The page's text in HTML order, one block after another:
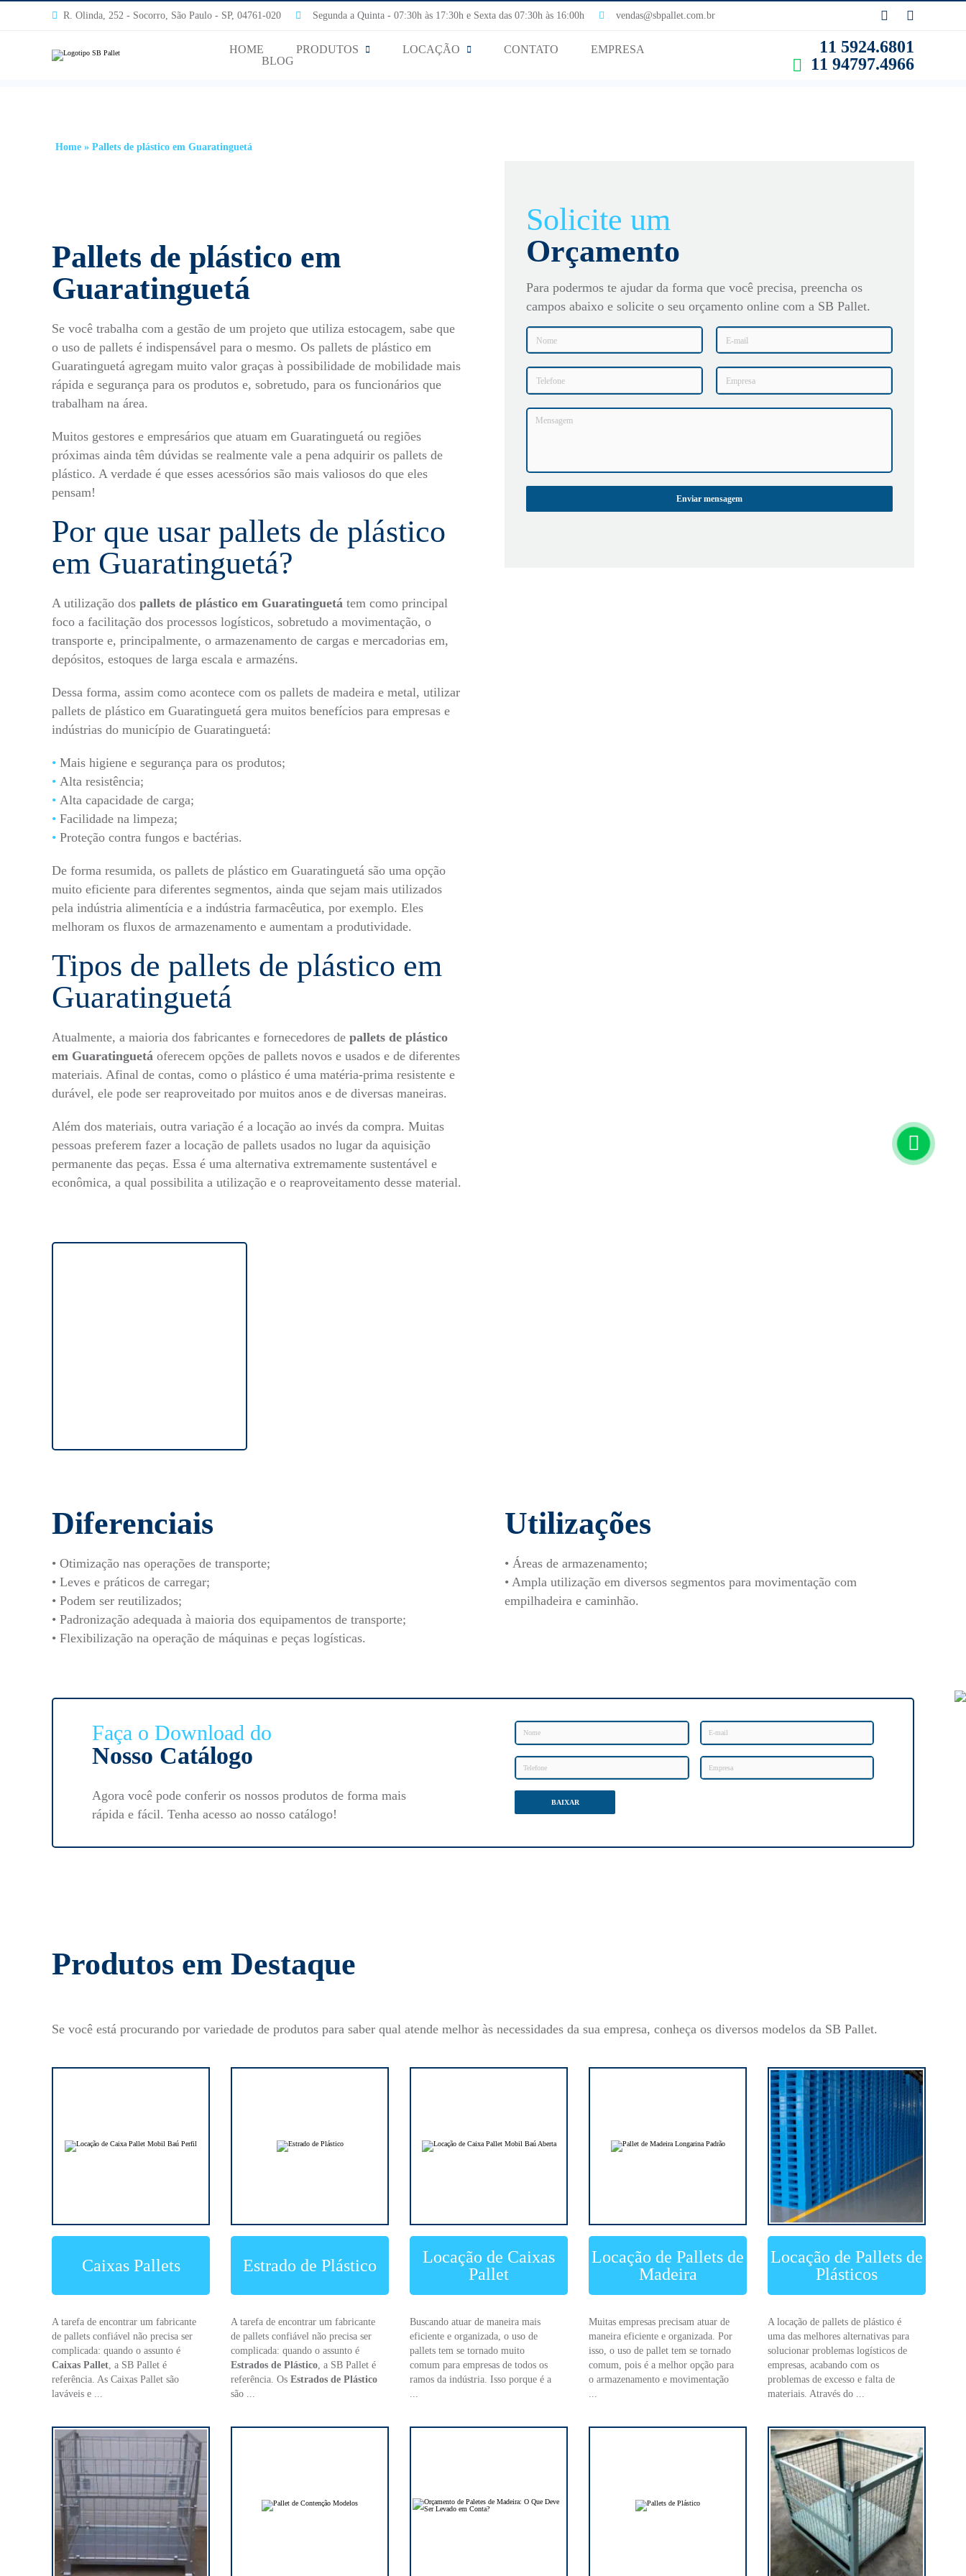
R. Olinda, 252 - Socorro, São Paulo - SP, 04761-020 Segunda a Quinta - 07:30h às 17:30h e Sexta das 07:30h às 16:00h vendas@sbpallet.com.br
HOME PRODUTOS LOCAÇÃO CONTATO
EMPRESA
BLOG
11 5924.6801
11 94797.4966
Home » Pallets de plástico em Guaratinguetá
Pallets de plástico em
Guaratinguetá
Se você trabalha com a gestão de um projeto que utiliza estocagem, sabe que
o uso de pallets é indispensável para o mesmo. Os pallets de plástico em
Guaratinguetá agregam muito valor graças à possibilidade de mobilidade mais
rápida e segurança para os produtos e, sobretudo, para os funcionários que
trabalham na área.
Muitos gestores e empresários que atuam em Guaratinguetá ou regiões
próximas ainda têm dúvidas se realmente vale a pena adquirir os pallets de
plástico. A verdade é que esses acessórios são mais valiosos do que eles
pensam!
Por que usar pallets de plástico
em Guaratinguetá?
A utilização dos pallets de plástico em Guaratinguetá tem como principal
foco a facilitação dos processos logísticos, sobretudo a movimentação, o
transporte e, principalmente, o armazenamento de cargas e mercadorias em,
depósitos, estoques de larga escala e armazéns.
Dessa forma, assim como acontece com os pallets de madeira e metal, utilizar
pallets de plástico em Guaratinguetá gera muitos benefícios para empresas e
indústrias do município de Guaratinguetá:
Mais higiene e segurança para os produtos;
Alta resistência;
Alta capacidade de carga;
Facilidade na limpeza;
Proteção contra fungos e bactérias.
De forma resumida, os pallets de plástico em Guaratinguetá são uma opção
muito eficiente para diferentes segmentos, ainda que sejam mais utilizados
pela indústria alimentícia e a indústria farmacêutica, por exemplo. Eles
melhoram os fluxos de armazenamento e aumentam a produtividade.
Tipos de pallets de plástico em
Guaratinguetá
Atualmente, a maioria dos fabricantes e fornecedores de pallets de plástico
em Guaratinguetá oferecem opções de pallets novos e usados e de diferentes
materiais. Afinal de contas, como o plástico é uma matéria-prima resistente e
durável, ele pode ser reaproveitado por muitos anos e de diversas maneiras.
Além dos materiais, outra variação é a locação ao invés da compra. Muitas
pessoas preferem fazer a locação de pallets usados no lugar da aquisição
permanente das peças. Essa é uma alternativa extremamente sustentável e
econômica, a qual possibilita a utilização e o reaproveitamento desse material.
Solicite um
Orçamento
Para podermos te ajudar da forma que você precisa, preencha os
campos abaixo e solicite o seu orçamento online com a SB Pallet.
Enviar mensagem
Diferenciais
• Otimização nas operações de transporte;
• Leves e práticos de carregar;
• Podem ser reutilizados;
• Padronização adequada à maioria dos equipamentos de transporte;
• Flexibilização na operação de máquinas e peças logísticas.
Utilizações
• Áreas de armazenamento;
• Ampla utilização em diversos segmentos para movimentação com
empilhadeira e caminhão.
Faça o Download do
Nosso Catálogo
Agora você pode conferir os nossos produtos de forma mais
rápida e fácil. Tenha acesso ao nosso catálogo!
BAIXAR
Produtos em Destaque
Se você está procurando por variedade de produtos para saber qual atende melhor às necessidades da sua empresa, conheça os diversos modelos da SB Pallet.
Caixas Pallets
A tarefa de encontrar um fabricante
de pallets confiável não precisa ser
complicada: quando o assunto é
Caixas Pallet, a SB Pallet é
referência. As Caixas Pallet são
laváveis e ...
Estrado de Plástico
A tarefa de encontrar um fabricante
de pallets confiável não precisa ser
complicada: quando o assunto é
Estrados de Plástico, a SB Pallet é
referência. Os Estrados de Plástico
são ...
Locação de Caixas
Pallet
Buscando atuar de maneira mais
eficiente e organizada, o uso de
pallets tem se tornado muito
comum para empresas de todos os
ramos da indústria. Isso porque é a
...
Locação de Pallets de
Madeira
Muitas empresas precisam atuar de
maneira eficiente e organizada. Por
isso, o uso de pallet tem se tornado
comum, pois é a melhor opção para
o armazenamento e movimentação
...
Locação de Pallets de
Plásticos
A locação de pallets de plástico é
uma das melhores alternativas para
solucionar problemas logísticos de
empresas, acabando com os
problemas de excesso e falta de
materiais. Através do ...